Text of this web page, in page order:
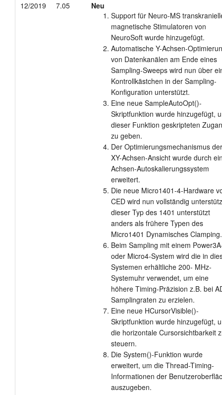
12/2019 7.05
Neu
Support für Neuro-MS
magnetische Stimulatoren von
NeuroSoft wurde hinzugefügt.
Automatische Y-Achsen-
von Datenkanälen am Ende eines
Sampling-Sweeps wird nun über
Kontrollkästchen in der Sampling-
Konfiguration unterstützt.
Eine neue SampleAutoOpt()-
Skriptfunktion wurde hinzugefügt,
dieser Funktion geskripteten
zu geben.
Der Optimierungsmechanismus der
XY-Achsen-Ansicht wurde durch
Achsen-Autoskalierungssystem
erweitert.
Die neue Micro1401-4-Hardware
CED wird nun vollständig
dieser Typ des 1401 unterstützt
anders als frühere Typen des
Micro1401 Dynamisches Clamping.
Beim Sampling mit einem
oder Micro4-System wird die in
Systemen erhältliche 200- MHz-
Systemuhr verwendet, um eine
höhere Timing-Präzision z.B. bei
Samplingraten zu erzielen.
Eine neue HCursorVisible()-
Skriptfunktion wurde hinzugefügt,
die horizontale Cursorsichtbarkeit
steuern.
Die System()-Funktion wurde
erweitert, um die Thread-Timing-
Informationen der
auszugeben.